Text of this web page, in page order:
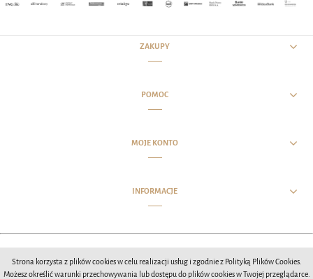
Strona korzysta z plików cookies w celu realizacji usług i zgodnie z Polityką Plików Cookies.
Możesz określić warunki przechowywania lub dostępu do plików cookies w Twojej przeglądarce.
ZAKUPY
POMOC
MOJE KONTO
INFORMACJE
Opracowanie wizualne witryny MCIStudios 2020
POKAŻ PEŁNĄ WERSJĘ STRONY